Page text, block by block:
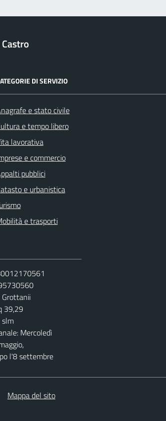
DI SERVIZIO
e stato civile
e tempo libero
lavorativa
e commercio
pubblici
e urbanistica
e trasporti
39,29
Mercoledì
l'8 settembre
Mappa del sito